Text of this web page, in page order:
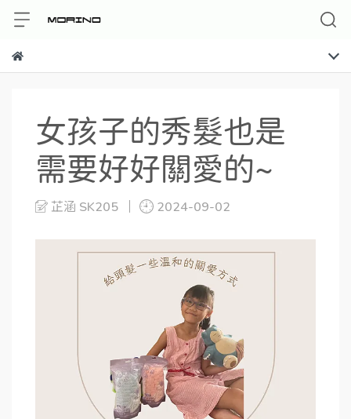
女孩子的秀髮也是
需要好好關愛的~
芷涵 SK205 2024-09-02